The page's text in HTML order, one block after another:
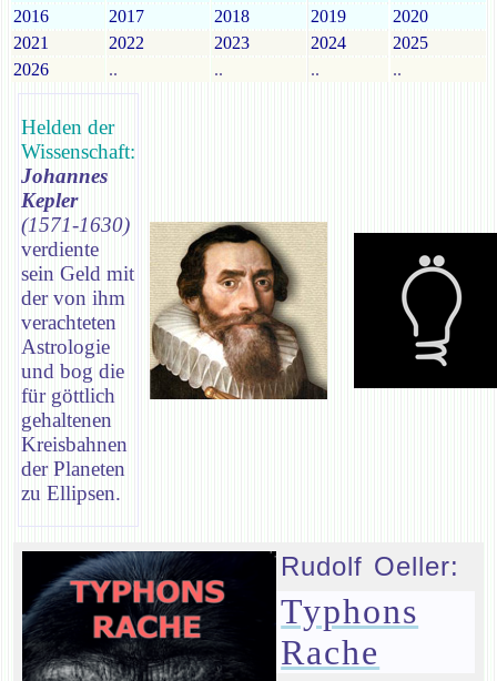
2016 2017 2018 2019
2020
2021
2022 2023 2024
2025
2026
.. .. .. ..
Helden der
Wissenschaft:
Johannes
Kepler
(1571-1630)
verdiente
sein Geld mit
der von ihm
verachteten
Astrologie
und bog die
für göttlich
gehaltenen
Kreisbahnen
der Planeten
zu Ellipsen.
Rudolf Oeller:
Typhons
Rache